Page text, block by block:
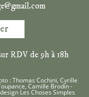
RDV de 9h à 18h
: Thomas Cochini, Cyrille
Camille Brodin -
Les Choses Simples